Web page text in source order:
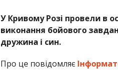
У Кривому Розі провели в
виконання бойового
дружина і син.
Про це повідомляє